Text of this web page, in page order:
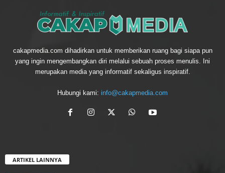
cakapmedia.com dihadirkan untuk memberikan ruang bagi siapa pun
yang ingin mengembangkan diri melalui sebuah proses menulis. Ini
merupakan media yang informatif sekaligus inspiratif.
Hubungi kami: info@cakapmedia.com
ARTIKEL LAINNYA